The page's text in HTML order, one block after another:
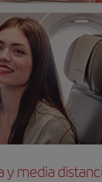
y media